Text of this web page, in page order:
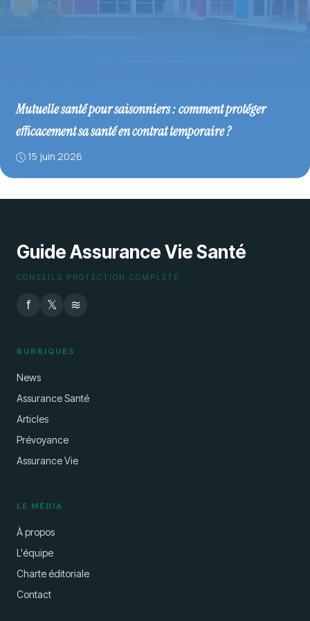
Mutuelle santé pour saisonniers : comment protéger
efficacement sa santé en contrat temporaire ?
15 juin 2026
Guide Assurance Vie Santé
CONSEILS PROTECTION COMPLÈTE
f 𝕏 ≋
RUBRIQUES
News
Assurance Santé
Articles
Prévoyance
Assurance Vie
LE MÉDIA
À propos
L'équipe
Charte éditoriale
Contact